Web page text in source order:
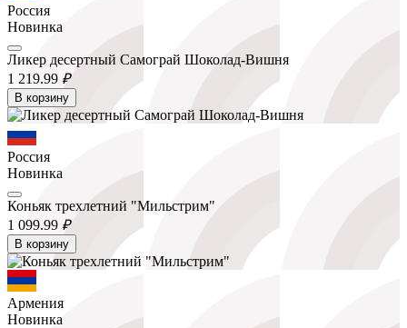
Россия
Новинка
Ликер десертный Самограй Шоколад-Вишня
1 219.99 ₽
В корзину
Россия
Новинка
Коньяк трехлетний "Мильстрим"
1 099.99 ₽
В корзину
Армения
Новинка